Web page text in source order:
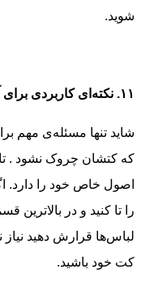
شوید.
۱۱. نکته‌ای کاربردی برای آقایان
شاید تنها مسئله‌ی مهم
که کتشان چروک نشود .
اصول خاص خود را
را تا کنید و در
لباس‌ها قرارش دهید
کت خود باشید.